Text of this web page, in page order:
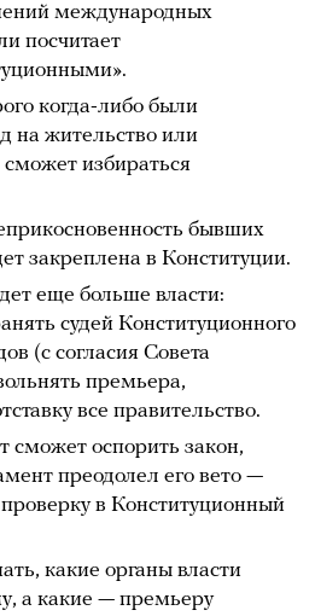
международных
посчитает
когда-либо были
на жительство или
избираться
бывших
закреплена в Конституции.
еще больше власти:
судей Конституционного
(с согласия Совета
премьера,
все правительство.
сможет оспорить закон,
преодолел его вето —
в Конституционный
какие органы власти
а какие — премьеру